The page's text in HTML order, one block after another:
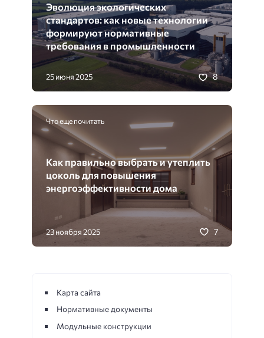
Эволюция экологических
стандартов: как новые технологии
формируют нормативные
требования в промышленности
25 июня 2025 8
Что еще почитать
Как правильно выбрать и утеплить
цоколь для повышения
энергоэффективности дома
23 ноября 2025 7
Карта сайта
Нормативные документы
Модульные конструкции